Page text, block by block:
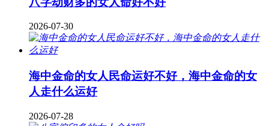
2026-07-30
海中金命的女人民命运好不好，海中金命的女
人走什么运好
2026-07-28